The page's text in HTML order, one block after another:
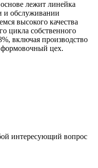
лежит линейка
и обслуживании
высокого качества
цикла собственного
включая производство
формовочный цех.
интересующий вопрос